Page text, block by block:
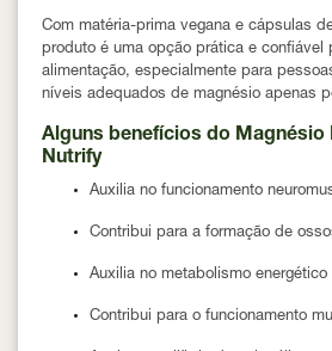
Com matéria-prima vegana e cápsulas
produto é uma opção prática e confiável
alimentação, especialmente para
níveis adequados de magnésio apenas
Alguns benefícios do Magnésio
Nutrify
Auxilia no funcionamento
Contribui para a formação de
Auxilia no metabolismo energético
Contribui para o funcionamento